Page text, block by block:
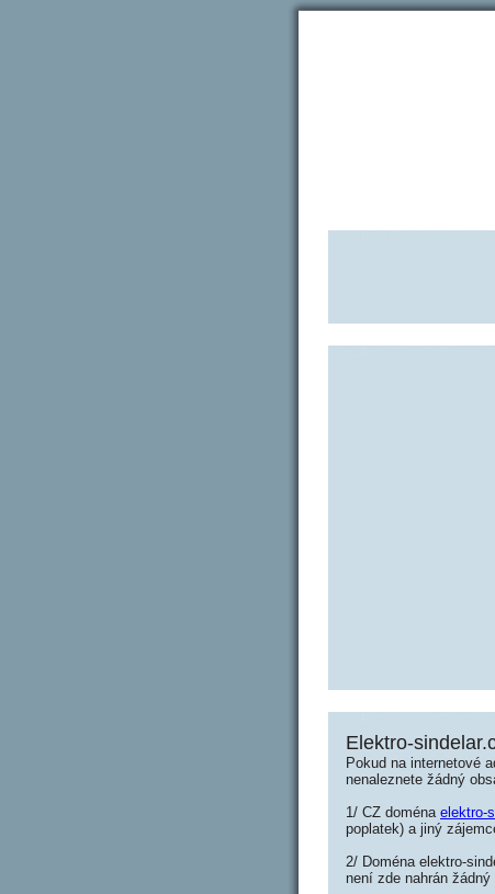
Elektro-
Pokud na internetové
nenaleznete žádný
1/ CZ doména elektro-
poplatek) a jiný
2/ Doména elektro-
není zde nahrán žádný